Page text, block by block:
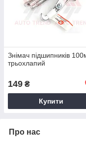
Знімач підшипників
трьохлапий
149 ₴
Купити
Про нас